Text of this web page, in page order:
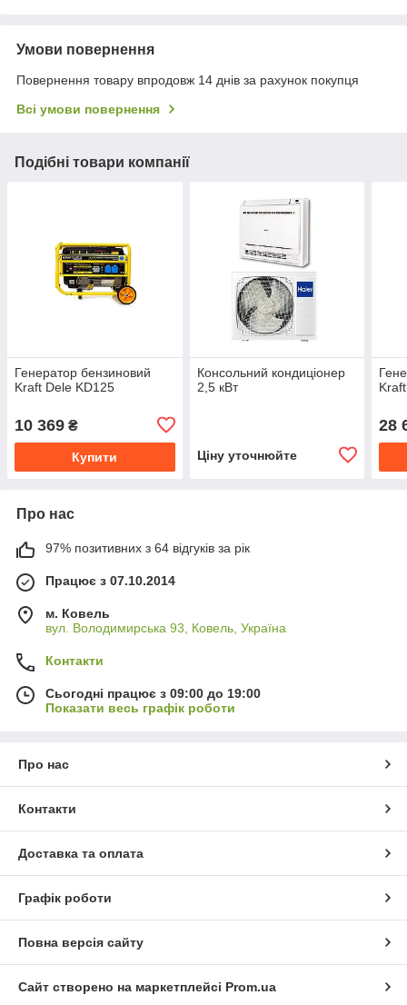
Умови повернення
Повернення товару впродовж 14 днів за рахунок покупця
Всі умови повернення
Подібні товари компанії
Генератор бензиновий
Kraft Dele KD125
10 369 ₴
Купити
Консольний кондиціонер
2,5 кВт
Ціну уточнюйте
28
Про нас
97% позитивних з 64 відгуків за рік
Працює з 07.10.2014
м. Ковель
вул. Володимирська 93, Ковель, Україна
Контакти
Сьогодні працює з 09:00 до 19:00
Показати весь графік роботи
Про нас
Контакти
Доставка та оплата
Графік роботи
Повна версія сайту
Сайт створено на маркетплейсі Prom.ua